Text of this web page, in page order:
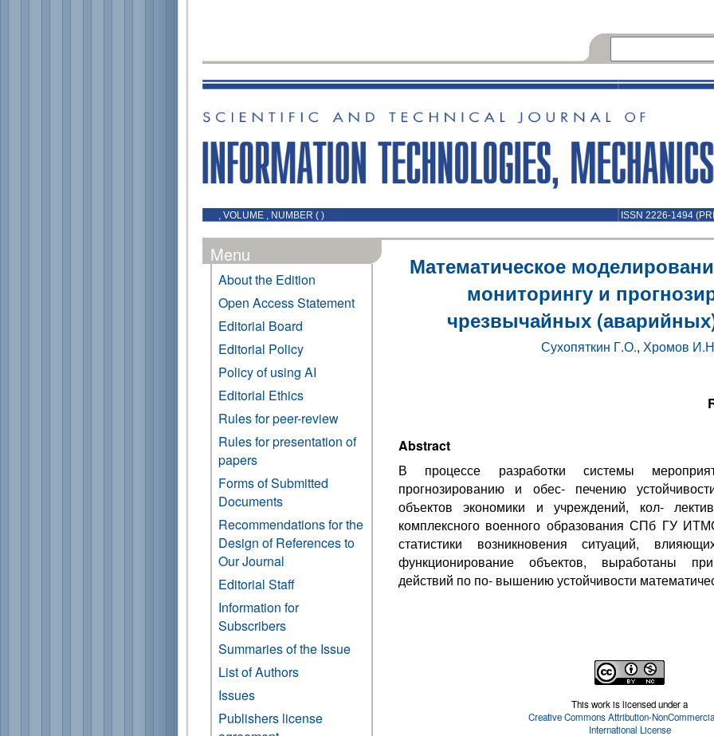
, VOLUME , NUMBER ( ) ISSN 2226-1494
Menu
About the Edition
Open Access Statement
Editorial Board
Editorial Policy
Policy of using AI
Editorial Ethics
Rules for peer-review
Rules for presentation of
papers
Forms of Submitted
Documents
Recommendations for the
Design of References to
Our Journal
Editorial Staff
Information for
Subscribers
Summaries of the Issue
List of Authors
Issues
Publishers license
Математическое
мониторингу и
чрезвычайных
Сухопяткин Г.О., Хромов
Abstract
В процессе разработки системы
прогнозированию и обес- печению
объектов экономики и учреждений, кол-
комплексного военного образования СПб ГУ
статистики возникновения ситуаций,
функционирование объектов, выработаны
действий по по- вышению устойчивости
This work is licensed under a
Creative Commons Attribution-
International License